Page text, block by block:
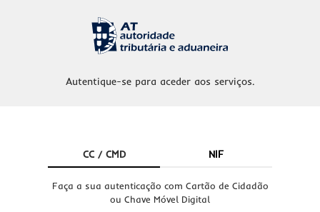
Autentique-se para aceder aos serviços.
CC / CMD NIF
Faça a sua autenticação com Cartão de Cidadão
ou Chave Móvel Digital